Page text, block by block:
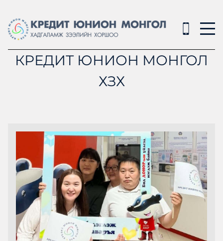
КРЕДИТ ЮНИОН МОНГОЛ
ХЗХ